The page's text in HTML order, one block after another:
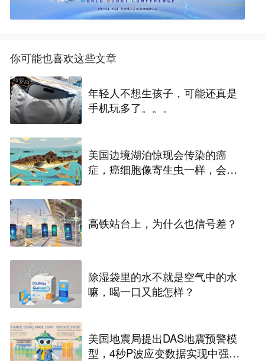
你可能也喜欢这些文章
年轻人不想生孩子，可能还真是
手机玩多了。。。
美国边境湖泊惊现会传染的癌
症，癌细胞像寄生虫一样，会在
高铁站台上，为什么也信号差？
除湿袋里的水不就是空气中的水
嘛，喝一口又能怎样？
美国地震局提出DAS地震预警模
型，4秒P波应变数据实现中强地